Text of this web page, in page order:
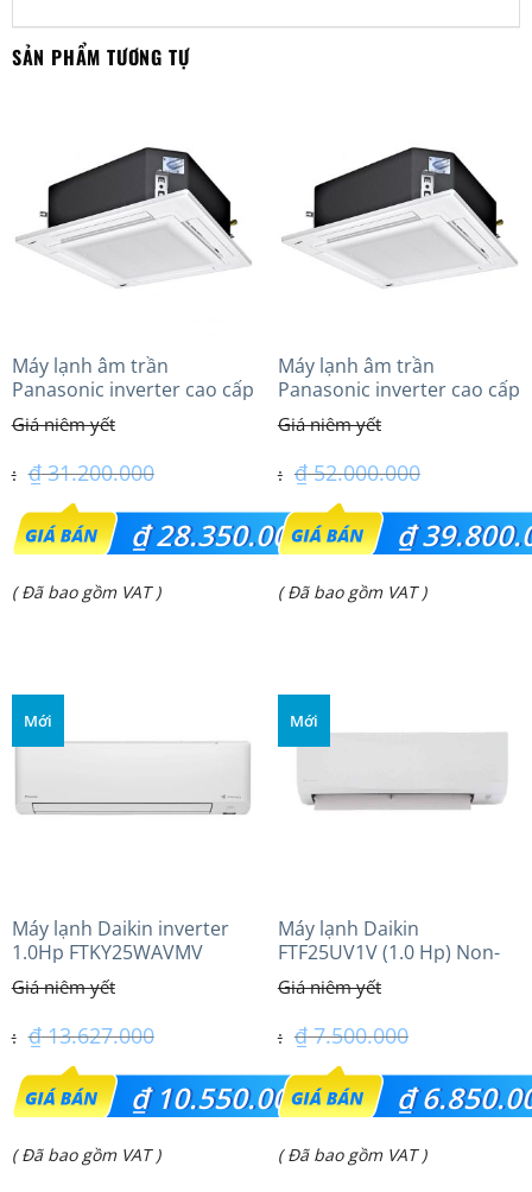
SẢN PHẨM TƯƠNG TỰ
Máy lạnh âm trần
Panasonic inverter cao cấp
(2.5Hp) S-1821PU3HA/U-
21PRH1H5
₫31.200.000
Giá
gốc
là:
₫28.350.000
Giá
₫ 28.350.000.
( Đã bao gồm VAT )
Máy lạnh âm trần
Panasonic inverter cao cấp
(5.0Hp) S-3448PU3HA/U-
43PRH1H8 – 3 Pha
₫52.000.000
Giá
gốc
là:
₫
Giá
₫ 39.800.000.
( Đã bao gồm VAT )
Mới
Máy lạnh Daikin inverter
1.0Hp FTKY25WAVMV
₫13.627.000
Giá
gốc
là:
₫10.550.000
Giá
( Đã bao gồm VAT )
Mới
Máy lạnh Daikin
FTF25UV1V (1.0 Hp) Non-
inverter Thái lan
₫7.500.000
Giá
gốc
là:
₫
Giá
( Đã bao gồm VAT )